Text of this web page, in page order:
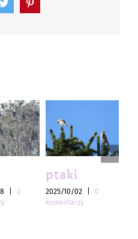
TwitterPinterest
0
ptaki
2025/10/02
0
komentarzy